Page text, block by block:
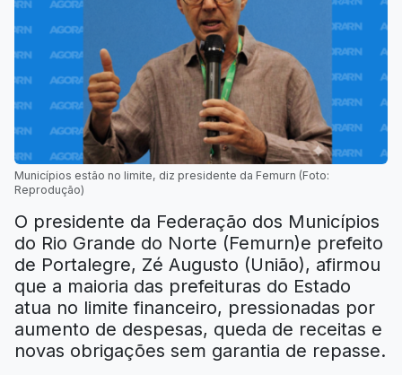
Municípios estão no limite, diz presidente da Femurn (Foto:
Reprodução)
O presidente da Federação dos Municípios
do Rio Grande do Norte (Femurn)e prefeito
de Portalegre, Zé Augusto (União), afirmou
que a maioria das prefeituras do Estado
atua no limite financeiro, pressionadas por
aumento de despesas, queda de receitas e
novas obrigações sem garantia de repasse.